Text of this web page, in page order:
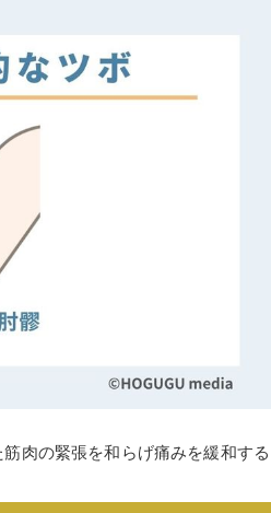
肉の緊張を和らげ痛みを緩和する